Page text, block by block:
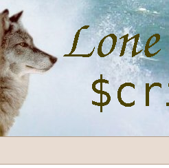
au
contenu.
Aller
à
la
navigation
Outils